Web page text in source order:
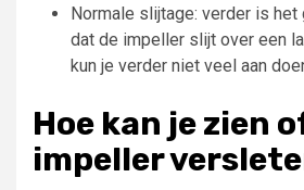
Normale slijtage: verder is het
dat de impeller slijt over een
kun je verder niet veel aan
Hoe kan je zien
impeller